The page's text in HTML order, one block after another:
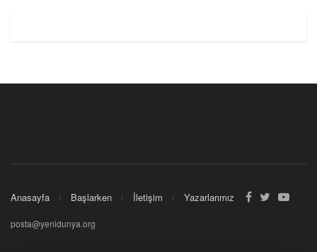
Anasayfa Başlarken İletişim Yazarlarımız
posta@yenidunya.org